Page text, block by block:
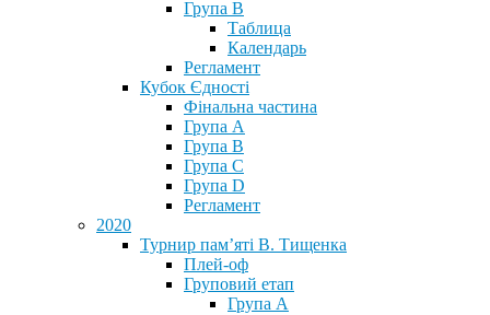
Група В
Таблица
Календарь
Регламент
Кубок Єдності
Фінальна частина
Група А
Група В
Група С
Група D
Регламент
2020
Турнир пам’яті В. Тищенка
Плей-оф
Груповий етап
Група А